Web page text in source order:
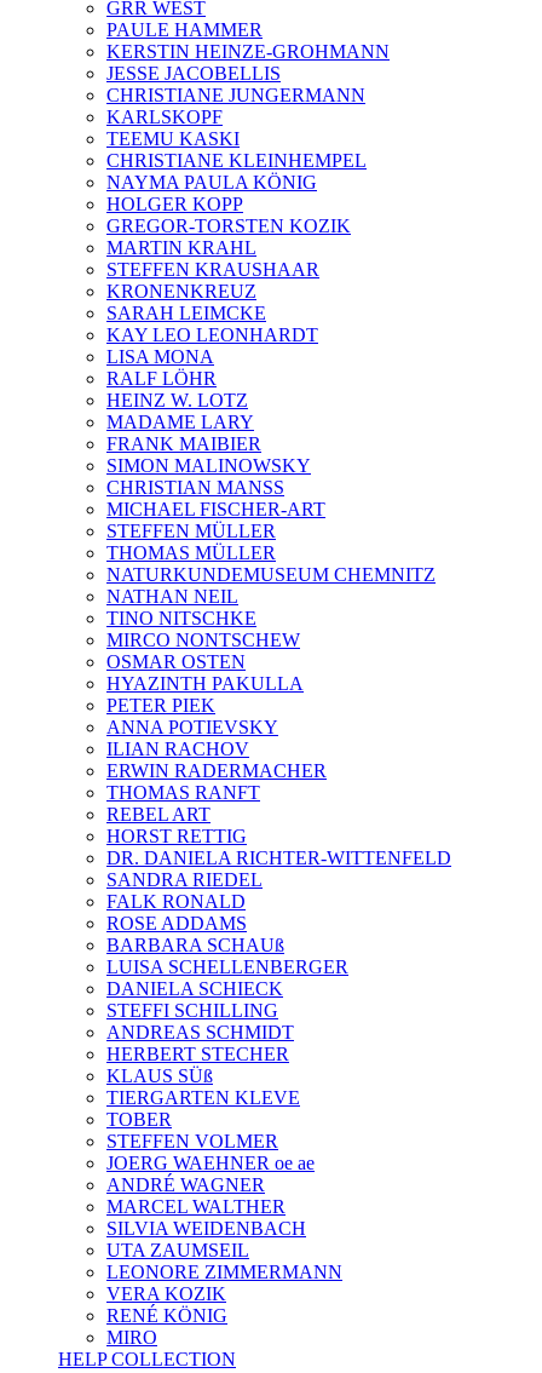
GRR WEST
PAULE HAMMER
KERSTIN HEINZE-GROHMANN
JESSE JACOBELLIS
CHRISTIANE JUNGERMANN
KARLSKOPF
TEEMU KASKI
CHRISTIANE KLEINHEMPEL
NAYMA PAULA KÖNIG
HOLGER KOPP
GREGOR-TORSTEN KOZIK
MARTIN KRAHL
STEFFEN KRAUSHAAR
KRONENKREUZ
SARAH LEIMCKE
KAY LEO LEONHARDT
LISA MONA
RALF LÖHR
HEINZ W. LOTZ
MADAME LARY
FRANK MAIBIER
SIMON MALINOWSKY
CHRISTIAN MANSS
MICHAEL FISCHER-ART
STEFFEN MÜLLER
THOMAS MÜLLER
NATURKUNDEMUSEUM CHEMNITZ
NATHAN NEIL
TINO NITSCHKE
MIRCO NONTSCHEW
OSMAR OSTEN
HYAZINTH PAKULLA
PETER PIEK
ANNA POTIEVSKY
ILIAN RACHOV
ERWIN RADERMACHER
THOMAS RANFT
REBEL ART
HORST RETTIG
DR. DANIELA RICHTER-WITTENFELD
SANDRA RIEDEL
FALK RONALD
ROSE ADDAMS
BARBARA SCHAUß
LUISA SCHELLENBERGER
DANIELA SCHIECK
STEFFI SCHILLING
ANDREAS SCHMIDT
HERBERT STECHER
KLAUS SÜß
TIERGARTEN KLEVE
TOBER
STEFFEN VOLMER
JOERG WAEHNER oe ae
ANDRÉ WAGNER
MARCEL WALTHER
SILVIA WEIDENBACH
UTA ZAUMSEIL
LEONORE ZIMMERMANN
VERA KOZIK
RENÉ KÖNIG
MIRO
HELP COLLECTION